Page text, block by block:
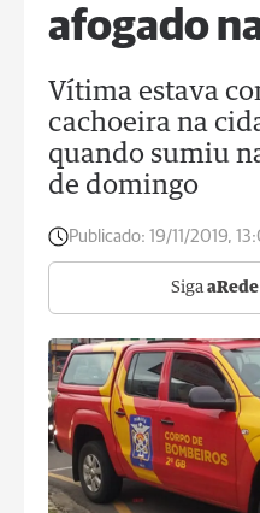
afogado
Vítima estava
cachoeira na
quando sumiu
de domingo
Publicado: 19/11/2019,
Siga aRede